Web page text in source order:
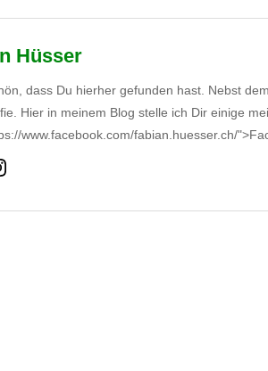
Hüsser
dass Du hierher gefunden hast. Nebst
Hier in meinem Blog stelle ich Dir einige
www.facebook.com/fabian.huesser.ch/